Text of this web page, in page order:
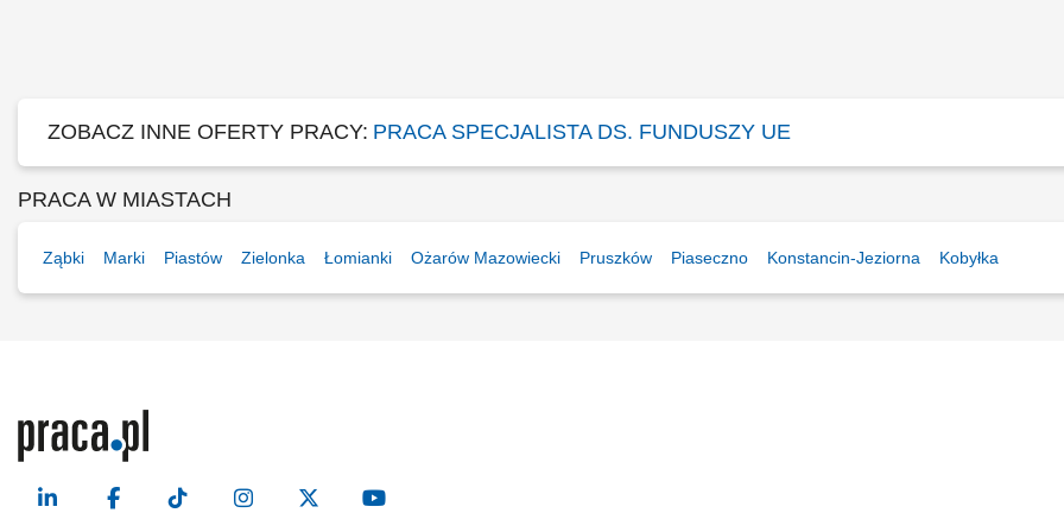
ZOBACZ INNE OFERTY PRACY: PRACA SPECJALISTA DS. FUNDUSZY UE
PRACA W MIASTACH
Ząbki Marki Piastów Zielonka Łomianki Ożarów Mazowiecki Pruszków Piaseczno Konstancin-Jeziorna Kobyłka